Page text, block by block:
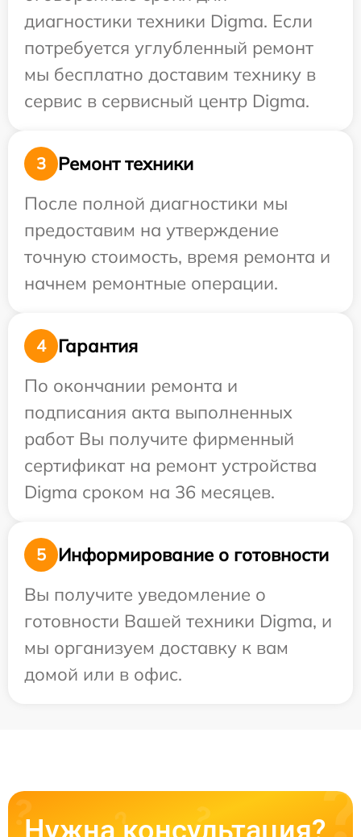
диагностики техники Digma. Если
потребуется углубленный ремонт
мы бесплатно доставим технику в
сервис в сервисный центр Digma.
3
Ремонт техники
После полной диагностики мы
предоставим на утверждение
точную стоимость, время ремонта и
начнем ремонтные операции.
4
Гарантия
По окончании ремонта и
подписания акта выполненных
работ Вы получите фирменный
сертификат на ремонт устройства
Digma сроком на 36 месяцев.
5
Информирование о готовности
Вы получите уведомление о
готовности Вашей техники Digma, и
мы организуем доставку к вам
домой или в офис.